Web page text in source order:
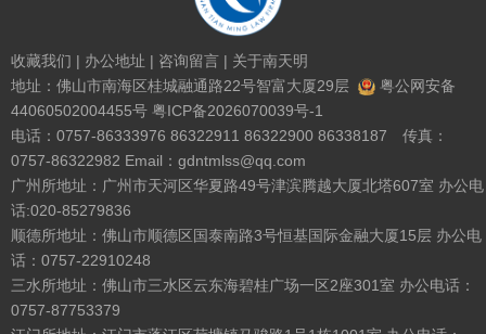
收藏我们 | 办公地址 | 咨询留言 | 关于南天明
地址：佛山市南海区桂城融通路22号智富大厦29层
粤公网安备
44060502004455号 粤ICP备2026070039号-1
电话：0757-86333976 86322911 86322900 86338187 传真：
0757-86322982 Email：gdntmlss@qq.com
广州所地址：广州市天河区华夏路49号津滨腾越大厦北塔607室 办公电
话:020-85279836
顺德所地址：佛山市顺德区国泰南路3号恒基国际金融大厦15层 办公电
话：0757-22910248
三水所地址：佛山市三水区云东海碧桂广场一区2座301室 办公电话：
0757-87753379